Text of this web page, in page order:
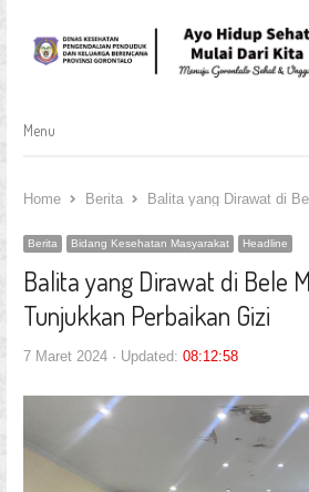
Menu
Menu
Home Berita Balita yang Dirawat di
Berita Bidang Kesehatan Masyarakat Headline
Balita yang Dirawat di Bele
Tunjukkan Perbaikan Gizi
7 Maret 2024 Updated: 08:12:58